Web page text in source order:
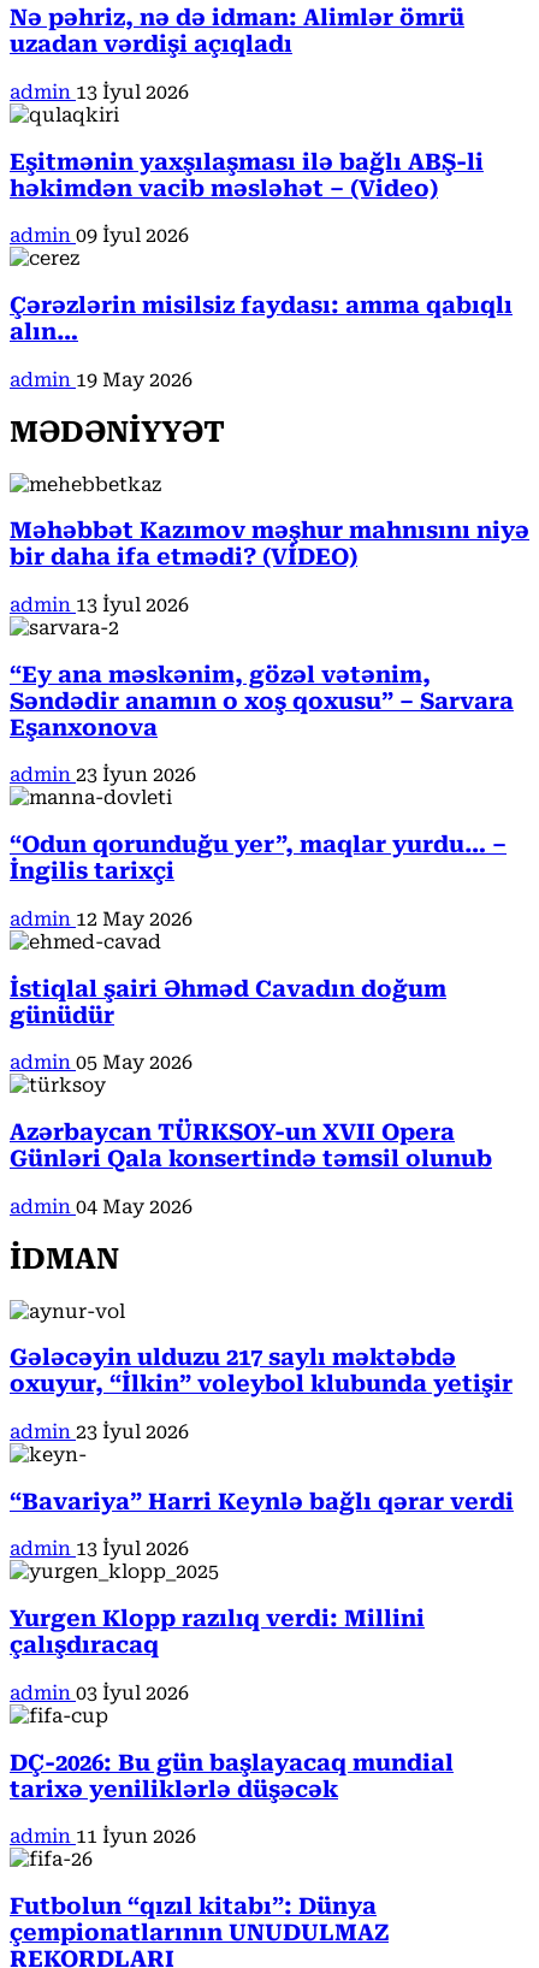
Nə pəhriz, nə də idman: Alimlər ömrü
uzadan vərdişi açıqladı
admin 13 İyul 2026
Eşitmənin yaxşılaşması ilə bağlı ABŞ-li
həkimdən vacib məsləhət – (Video)
admin 09 İyul 2026
Çərəzlərin misilsiz faydası: amma qabıqlı
alın…
admin 19 May 2026
MƏDƏNİYYƏT
Məhəbbət Kazımov məşhur mahnısını niyə
bir daha ifa etmədi? (VİDEO)
admin 13 İyul 2026
“Ey ana məskənim, gözəl vətənim,
Səndədir anamın o xoş qoxusu” – Sarvara
Eşanxonova
admin 23 İyun 2026
“Odun qorunduğu yer”, maqlar yurdu… –
İngilis tarixçi
admin 12 May 2026
İstiqlal şairi Əhməd Cavadın doğum
günüdür
admin 05 May 2026
Azərbaycan TÜRKSOY-un XVII Opera
Günləri Qala konsertində təmsil olunub
admin 04 May 2026
İDMAN
Gələcəyin ulduzu 217 saylı məktəbdə
oxuyur, “İlkin” voleybol klubunda yetişir
admin 23 İyul 2026
“Bavariya” Harri Keynlə bağlı qərar verdi
admin 13 İyul 2026
Yurgen Klopp razılıq verdi: Millini
çalışdıracaq
admin 03 İyul 2026
DÇ-2026: Bu gün başlayacaq mundial
tarixə yeniliklərlə düşəcək
admin 11 İyun 2026
Futbolun “qızıl kitabı”: Dünya
çempionatlarının UNUDULMAZ
REKORDLARI